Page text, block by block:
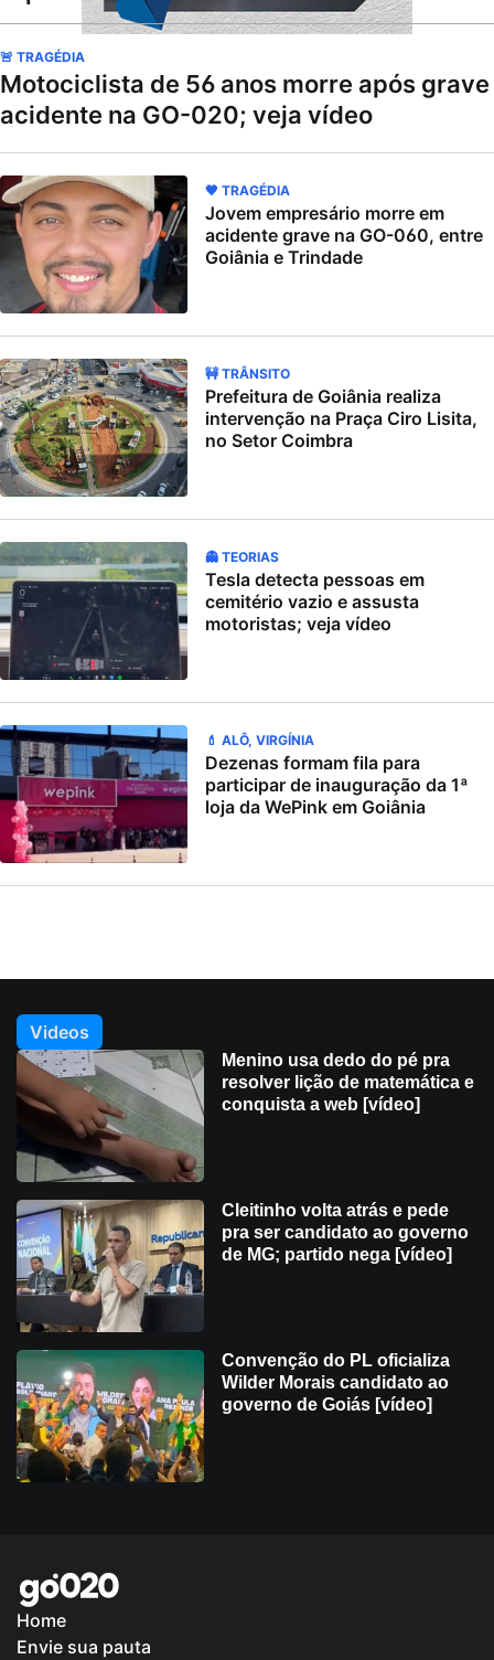
🚨 TRAGÉDIA
Motociclista de 56 anos morre após grave
acidente na GO-020; veja vídeo
🖤 TRAGÉDIA
Jovem empresário morre em
acidente grave na GO-060, entre
Goiânia e Trindade
🚧 TRÂNSITO
Prefeitura de Goiânia realiza
intervenção na Praça Ciro Lisita,
no Setor Coimbra
👻 TEORIAS
Tesla detecta pessoas em
cemitério vazio e assusta
motoristas; veja vídeo
💄 ALÔ, VIRGÍNIA
Dezenas formam fila para
participar de inauguração da 1ª
loja da WePink em Goiânia
Videos
Menino usa dedo do pé pra
resolver lição de matemática e
conquista a web [vídeo]
Cleitinho volta atrás e pede
pra ser candidato ao governo
de MG; partido nega [vídeo]
Convenção do PL oficializa
Wilder Morais candidato ao
governo de Goiás [vídeo]
Home
Envie sua pauta